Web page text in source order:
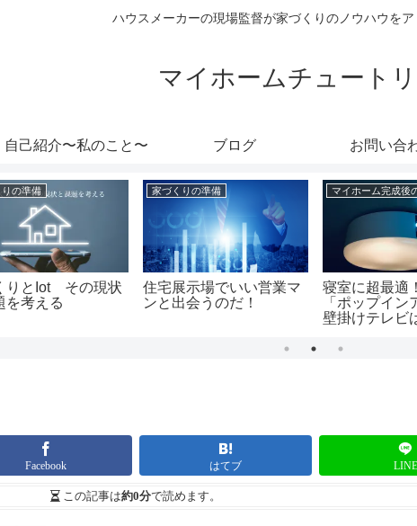
ハウスメーカーの現場監督が家づくりのノウハウをア
マイホームチュート
自己紹介〜私のこと〜 ブログ お問い合
の準備
りとIot その現状
を考える
家づくりの準備
住宅展示場でいい営業マ
ンと出会うのだ！
寝室に超最適
「ポップイン
壁掛けテレビ
Facebook はてブ LINE
この記事は約0分で読めます。